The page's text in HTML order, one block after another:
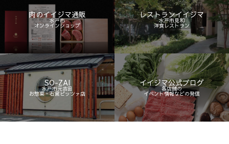
肉のイイジマ通販
水戸市
オンラインショップ
レストランイイジマ
水戸市見和
洋食レストラン
SO-ZAI
水戸市元吉田
お惣菜・石窯ピッツァ店
イイジマ公式ブログ
各店舗の
イベント情報などの発信